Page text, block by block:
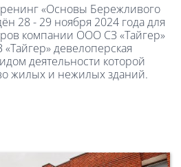
«Основы Бережливого
28 - 29 ноября 2024 года для
компании ООО СЗ «Тайгер»
девелоперская
деятельности которой
жилых и нежилых зданий.